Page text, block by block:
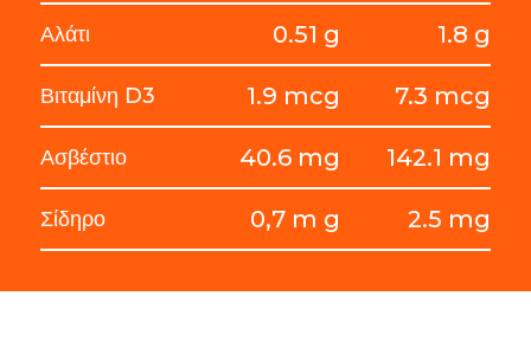
Αλάτι 0.51 g 1.8 g
Βιταμίνη D3 1.9 mcg 7.3 mcg
Ασβέστιο 40.6 mg 142.1 mg
Σίδηρο 0,7 m g 2.5 mg